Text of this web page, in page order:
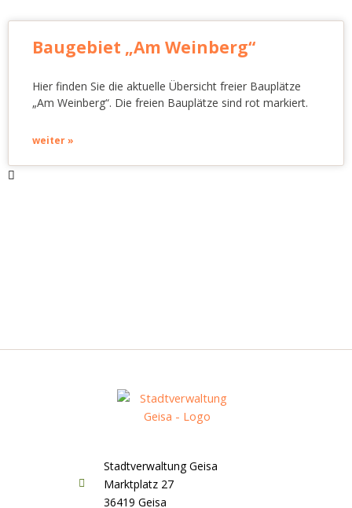
Baugebiet „Am Weinberg“
Hier finden Sie die aktuelle Übersicht freier Bauplätze
„Am Weinberg“. Die freien Bauplätze sind rot markiert.
weiter »
Stadtverwaltung Geisa
Marktplatz 27
36419 Geisa